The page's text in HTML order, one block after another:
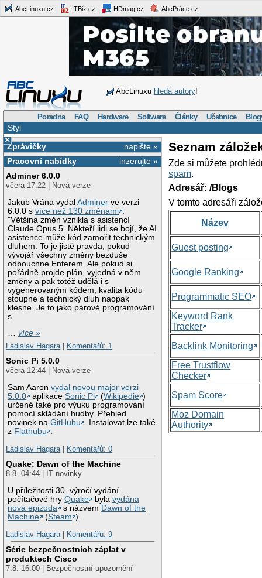
AbcLinuxu.cz ITBiz.cz HDmag.cz AbcPráce.cz
AbcLinuxu hledá autory!
Poradna FAQ Hardware Software Články Učebnice
Styl
×
napište »
Zprávičky
inzerujte »
Pracovní nabídky
Adminer 6.0.0
včera 17:22 | Nová verze
Jakub Vrána vydalAdminer ve verzi
6.0.0 svíce než 130 změnami :
"Většina změn vznikla s asistencí
Claude Opus 5. Někteří lidi se bojí, že AI
asistence může kód zamořit technickým
dluhem. To je jistě pravda, pokud
vývojář všechny změny bezduše
odbouchne Enterem. Ale pokud si
pořádně projde plán, vyjedná v něm
změny a pak totéž udělá i s
vygenerovaným kódem, kvalita kódu
stoupne a technický dluh naopak
klesne. Je to jako párové programování
s
…více »
Ladislav Hagara
Komentářů: 1
Sonic Pi 5.0.0
včera 12:44 | Nová verze
Sam Aaronvydal novou major verzi
5.0.0
aplikaceSonic Pi (Wikipedie )
určené také pro výuku programování
pomocí skládání hudby. Přehled
novinek naGitHubu . Instalovat lze také
z Flathubu .
Ladislav Hagara
Komentářů: 0
Quake: Dawn of the Machine
8.8. 04:44 | IT novinky
U příležitosti 30. výročí vydání
počítačové hryQuake bylavydána
nová epizoda
s názvem Dawn of the
Machine
(Steam ).
Ladislav Hagara
Komentářů: 9
Série bezpečnostních záplat v
produktech Cisco
7.8. 16:00 | Bezpečnostní upozornění
Seznam
Zde si můžete
spam.
Adresář: /Blogs
V tomto adresáři
Název
Guest posting
Google Ranking
Programmatic SEO
Keyword Rank
Tracker
Backlink Monitoring
Free Trustflow
Checker
Spam Score
Moz Domain
Authority